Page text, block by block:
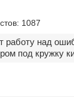
1087
работу над
под кружку